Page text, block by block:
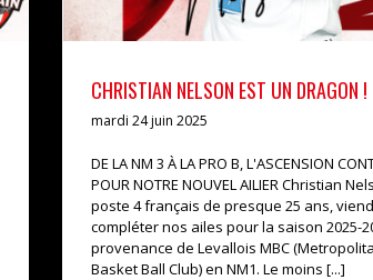
CHRISTIAN NELSON EST UN DRAGON !
mardi 24 juin 2025
DE LA NM 3 À LA PRO B, L'ASCENSION
POUR NOTRE NOUVEL AILIER Christian
poste 4 français de presque 25 ans,
compléter nos ailes pour la saison 2025-
provenance de Levallois MBC
Basket Ball Club) en NM1. Le moins [...]